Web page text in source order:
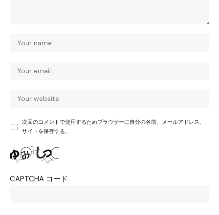
次回のコメントで使用するためブラウザーに自分の名前、メールアドレス、
サイトを保存する。
CAPTCHA コード